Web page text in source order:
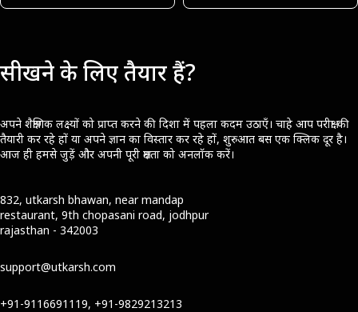
सीखने के लिए तैयार हैं?
अपने शैक्षणिक लक्ष्यों को प्राप्त करने की दिशा में पहला कदम उठाएँ। चाहे आप परीक्षा की
तैयारी कर रहे हों या अपने ज्ञान का विस्तार कर रहे हों, शुरुआत बस एक क्लिक दूर है।
आज ही हमसे जुड़ें और अपनी पूरी क्षमता को अनलॉक करें।
832, utkarsh bhawan, near mandap
restaurant, 9th chopasani road, jodhpur
rajasthan - 342003
support@utkarsh.com
+91-9116691119, +91-9829213213